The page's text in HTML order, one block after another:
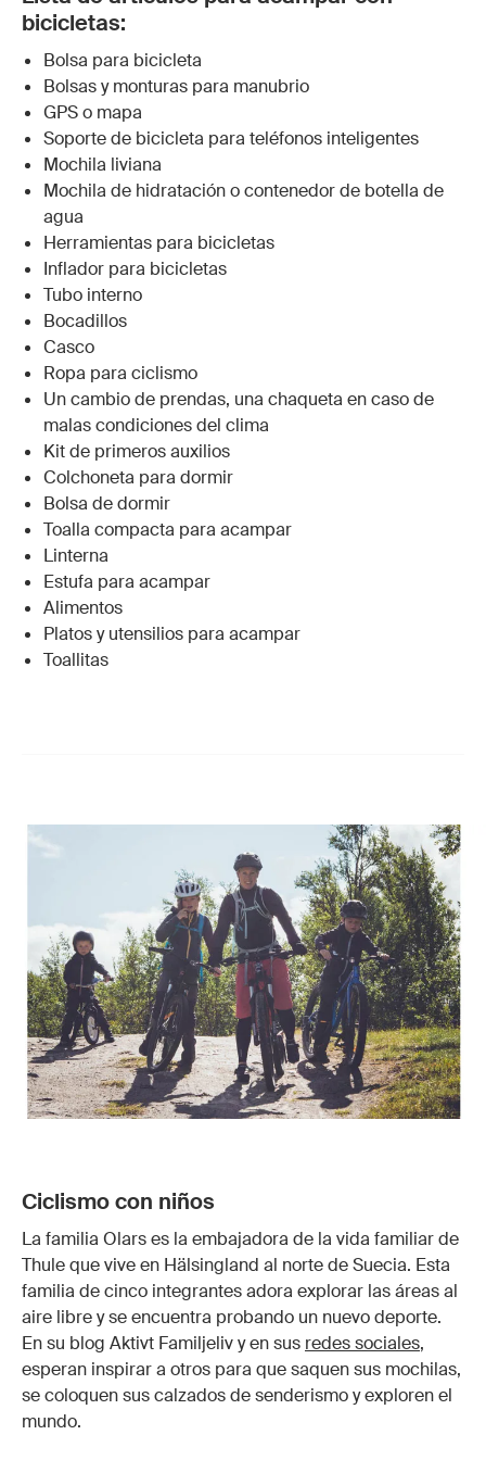
bicicletas:
Bolsa para bicicleta
Bolsas y monturas para manubrio
GPS o mapa
Soporte de bicicleta para teléfonos inteligentes
Mochila liviana
Mochila de hidratación o contenedor de botella de
agua
Herramientas para bicicletas
Inflador para bicicletas
Tubo interno
Bocadillos
Casco
Ropa para ciclismo
Un cambio de prendas, una chaqueta en caso de
malas condiciones del clima
Kit de primeros auxilios
Colchoneta para dormir
Bolsa de dormir
Toalla compacta para acampar
Linterna
Estufa para acampar
Alimentos
Platos y utensilios para acampar
Toallitas
Ciclismo con niños
La familia Olars es la embajadora de la vida familiar de
Thule que vive en Hälsingland al norte de Suecia. Esta
familia de cinco integrantes adora explorar las áreas al
aire libre y se encuentra probando un nuevo deporte.
En su blog Aktivt Familjeliv y en sus redes sociales,
esperan inspirar a otros para que saquen sus mochilas,
se coloquen sus calzados de senderismo y exploren el
mundo.